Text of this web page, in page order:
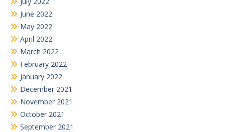
June 2022
May 2022
April 2022
March 2022
February 2022
January 2022
December 2021
November 2021
October 2021
September 2021